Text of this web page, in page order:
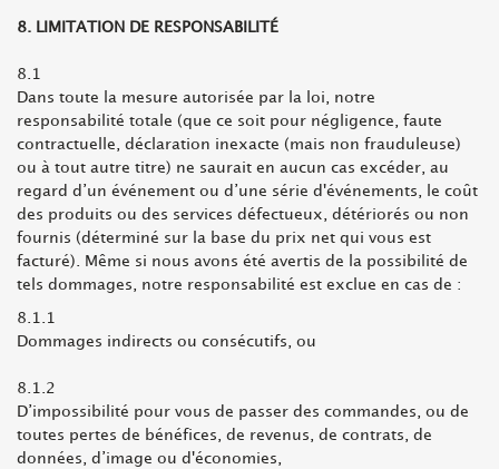
8. LIMITATION DE RESPONSABILITÉ
8.1
Dans toute la mesure autorisée par la loi, notre
responsabilité totale (que ce soit pour négligence, faute
contractuelle, déclaration inexacte (mais non frauduleuse)
ou à tout autre titre) ne saurait en aucun cas excéder, au
regard d’un événement ou d’une série d'événements, le coût
des produits ou des services défectueux, détériorés ou non
fournis (déterminé sur la base du prix net qui vous est
facturé). Même si nous avons été avertis de la possibilité de
tels dommages, notre responsabilité est exclue en cas de :
8.1.1
Dommages indirects ou consécutifs, ou
8.1.2
D’impossibilité pour vous de passer des commandes, ou de
toutes pertes de bénéfices, de revenus, de contrats, de
données, d’image ou d'économies,